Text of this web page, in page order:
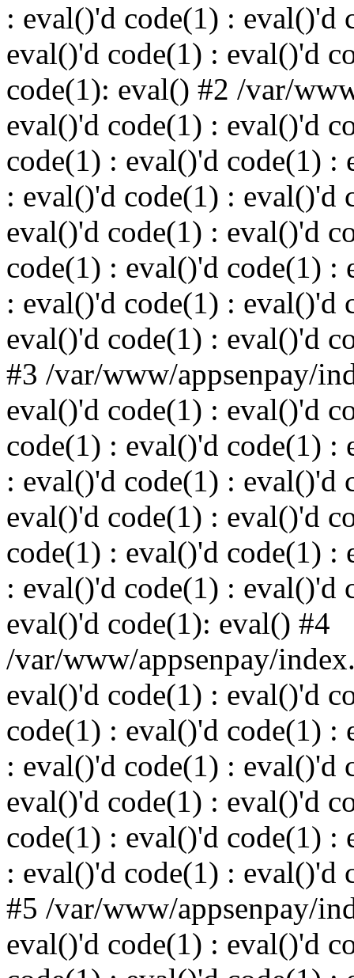
: eval()'d code(1) : eval()'d
eval()'d code(1) : eval()'d
code(1): eval() #2 /var/
eval()'d code(1) : eval()'d
code(1) : eval()'d code(1) :
: eval()'d code(1) : eval()'d
eval()'d code(1) : eval()'d
code(1) : eval()'d code(1) :
: eval()'d code(1) : eval()'d
eval()'d code(1) : eval()'d
#3 /var/www/appsenpay/
eval()'d code(1) : eval()'d
code(1) : eval()'d code(1) :
: eval()'d code(1) : eval()'d
eval()'d code(1) : eval()'d
code(1) : eval()'d code(1) :
: eval()'d code(1) : eval()'d
eval()'d code(1): eval() #4
/var/www/appsenpay/
eval()'d code(1) : eval()'d
code(1) : eval()'d code(1) :
: eval()'d code(1) : eval()'d
eval()'d code(1) : eval()'d
code(1) : eval()'d code(1) :
: eval()'d code(1) : eval()'d
#5 /var/www/appsenpay/
eval()'d code(1) : eval()'d